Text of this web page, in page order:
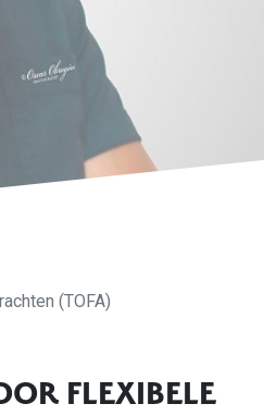
(TOFA)
FLEXIBELE